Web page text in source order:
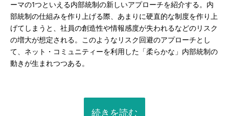
ーマの1つといえる内部統制の新しいアプローチを紹介する。内
部統制の仕組みを作り上げる際、あまりに硬直的な制度を作り上
げてしまうと、社員の創造性や情報感度が失われるなどのリスク
の増大が想定される。このようなリスク回避のアプローチとし
て、ネット・コミュニティーを利用した「柔らかな」内部統制の
動きが生まれつつある。
続きを読む